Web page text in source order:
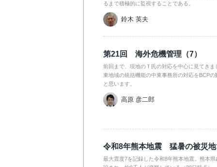
るまで積極的に監視することである。
鈴木 英夫
第21回 海外危機管理（7）
前回まで、現地のＴ氏の対応を中心に見てき
東地域の統括機能の中東事務所の対応をBCP
と思います。
高原 彦二郎
令和8年熊本地震 猛暑の被災地
最大震度7を記録した令和8年熊本地震。熊本